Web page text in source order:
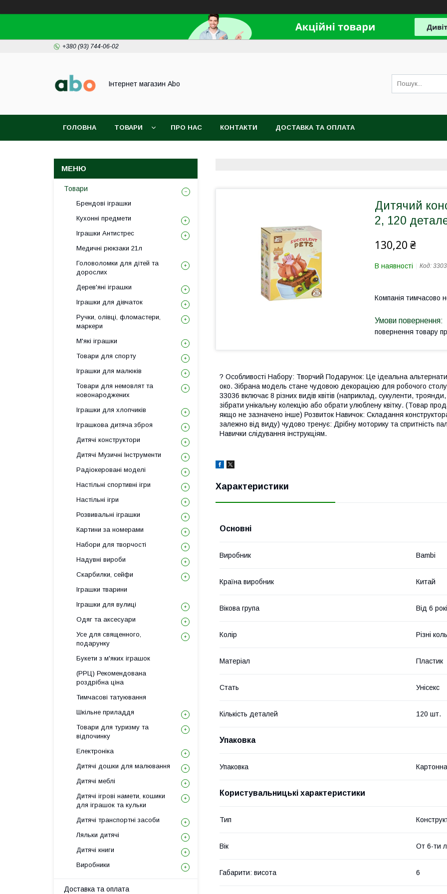
+380 (93) 744-06-02
Інтернет магазин Abo
ГОЛОВНА ТОВАРИ ПРО НАС КОНТАКТИ ДОСТАВКА ТА ОПЛАТА
Дитячий
2, 120
130,20 ₴
В наявності Код:
Компанія тимчасово
повернення товару
? Особливості Набору: Творчий Подарунок: Це ідеальна
око. Зібрана модель стане чудовою декорацією для робочого
33036 включає 8 різних видів квітів (наприклад, сукуленти,
зібрати унікальну колекцію або обрати улюблену квітку. (Товар
якщо не зазначено інше) Розвиток Навичок: Складання
залежно від виду) чудово тренує: Дрібну моторику та спритність
Навички слідування інструкціям.
Характеристики
Основні
Виробник Bambi
Країна виробник Китай
Вікова група Від 6
Колір Різні
Матеріал Пластик
Стать Унісекс
Кількість деталей 120 шт.
Упаковка
Упаковка
Користувальницькі характеристики
Тип
Вік От 6-ти
Габарити: висота 6
Товари
Брендові іграшки
Кухонні предмети
Іграшки Антистрес
Медичні рюкзаки 21л
Головоломки для дітей та
дорослих
Дерев'яні іграшки
Іграшки для дівчаток
Ручки, олівці, фломастери,
маркери
М'які іграшки
Товари для спорту
Іграшки для малюків
Товари для немовлят та
новонароджених
Іграшки для хлопчиків
Іграшкова дитяча зброя
Дитячі конструктори
Дитячі Музичні Інструменти
Радіокеровані моделі
Настільні спортивні ігри
Настільні ігри
Розвивальні іграшки
Картини за номерами
Набори для творчості
Надувні вироби
Скарбилки, сейфи
Іграшки тварини
Іграшки для вулиці
Одяг та аксесуари
Усе для священного,
подарунку
Букети з м'яких іграшок
(РРЦ) Рекомендована
роздрібна ціна
Тимчасові татуювання
Шкільне приладдя
Товари для туризму та
відпочинку
Електроніка
Дитячі дошки для малювання
Дитячі меблі
Дитячі ігрові намети, кошики
для іграшок та кульки
Дитячі транспортні засоби
Ляльки дитячі
Дитячі книги
Виробники
Доставка та оплата